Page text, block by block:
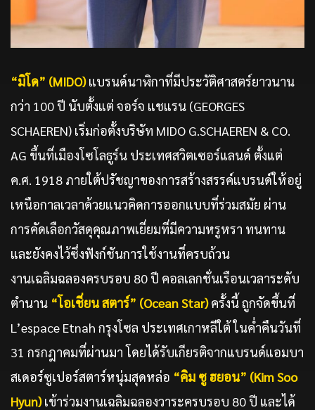
“มิโด” (MIDO)แบรนด์นาฬิกาที่มีประวัติศาสตร์ยาวนาน
กว่า 100 ปี นับตั้งแต่ จอร์จ แชแรน (GEORGES
SCHAEREN) เริ่มก่อตั้งบริษัท MIDO G.SCHAEREN & CO.
AG ขึ้นที่เมืองโซโลธูร์น ประเทศสวิตเซอร์แลนด์ ตั้งแต่
ค.ศ. 1918 ภายใต้ปรัชญาของการสร้างสรรค์แบรนด์ให้อยู่
เหนือกาลเวลาด้วยแนวคิดการออกแบบที่ร่วมสมัย ผ่าน
การคัดเลือกวัสดุคุณภาพเยี่ยมที่มีความหรูหรา ทนทาน
และยังคงไว้ซึ่งฟังก์ชันการใช้งานที่ครบถ้วน
งานเฉลิมฉลองครบรอบ 80 ปี คอลเลกชั่นเรือนเวลาระดับ
ตำนาน “โอเชี่ยน สตาร์” (Ocean Star)ครั้งนี้ ถูกจัดขึ้นที่
L’espace Etnah กรุงโซล ประเทศเกาหลีใต้ ในค่ำคืนวันที่
31 กรกฎาคมที่ผ่านมา โดยได้รับเกียรติจากแบรนด์แอมบา
สเดอร์ซูเปอร์สตาร์หนุ่มสุดหล่อ “คิม ซู ฮยอน” (Kim Soo
Hyun)เข้าร่วมงานเฉลิมฉลองวาระครบรอบ 80 ปี และได้